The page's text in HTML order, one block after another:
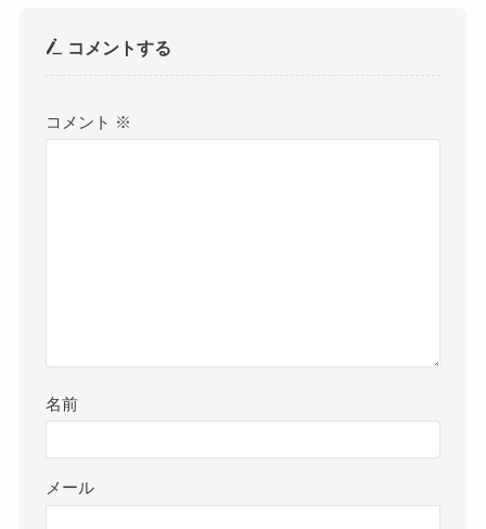
コメントする
コメント ※
名前
メール